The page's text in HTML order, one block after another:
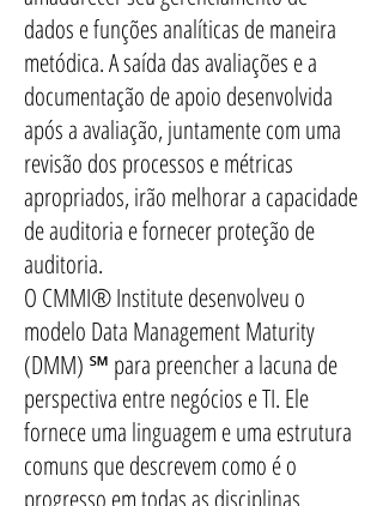
dados e funções analíticas de maneira
metódica. A saída das avaliações e a
documentação de apoio desenvolvida
após a avaliação, juntamente com uma
revisão dos processos e métricas
apropriados, irão melhorar a capacidade
de auditoria e fornecer proteção de
auditoria.
O CMMI® Institute desenvolveu o
modelo Data Management Maturity
(DMM) ℠ para preencher a lacuna de
perspectiva entre negócios e TI. Ele
fornece uma linguagem e uma estrutura
comuns que descrevem como é o
progresso em todas as disciplinas